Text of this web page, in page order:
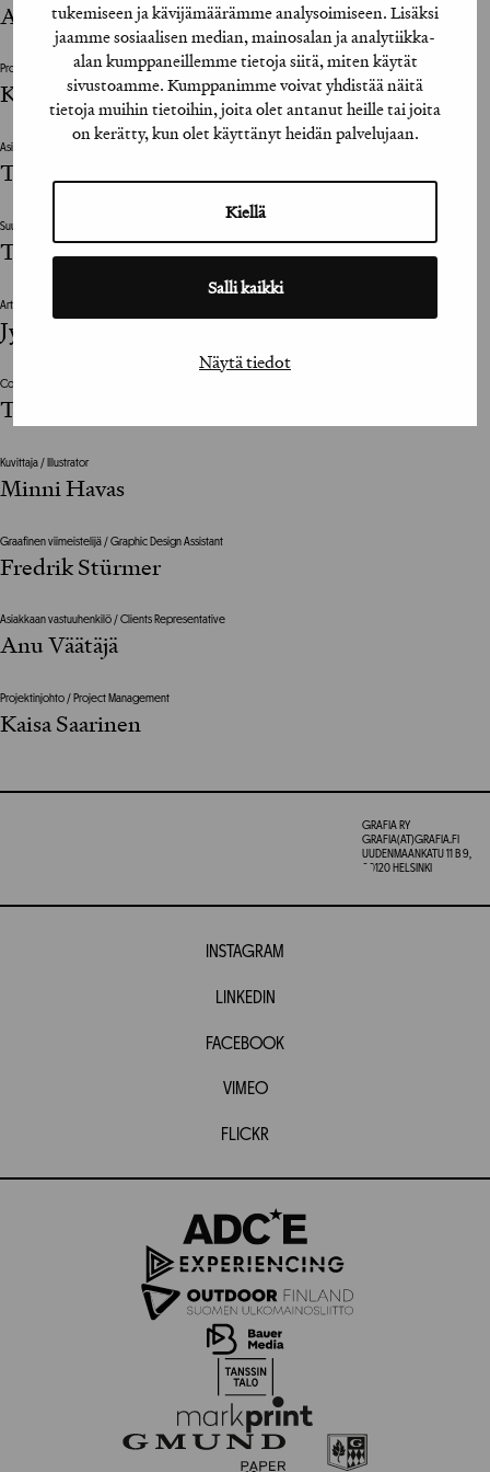
tukemiseen ja kävijämäärämme analysoimiseen. Lisäksi
jaamme sosiaalisen median, mainosalan ja analytiikka-
alan kumppaneillemme tietoja siitä, miten käytät
sivustoamme. Kumppanimme voivat yhdistää näitä
tietoja muihin tietoihin, joita olet antanut heille tai joita
on kerätty, kun olet käyttänyt heidän palvelujaan.
Kiellä
Salli kaikki
Näytä tiedot
Anu Väätäjä
Projektinjohto / Project Management
Kaisa Saarinen
Asiakas / Client
Tradenomiopiskelijoiden liitto
Suunnittelutoimisto / Design Agency
Taivas
Art Director
Jyrki Poutanen
Copywriter
Timo Silvennoinen
Kuvittaja / Illustrator
Minni Havas
Graafinen viimeistelijä / Graphic Design Assistant
Fredrik Stürmer
Asiakkaan vastuuhenkilö / Clients Representative
Anu Väätäjä
Projektinjohto / Project Management
Kaisa Saarinen
GRAFIA RY
GRAFIA(AT)GRAFIA.FI
UUDENMAANKATU 11 B 9,
00120 HELSINKI
INSTAGRAM
LINKEDIN
FACEBOOK
VIMEO
FLICKR